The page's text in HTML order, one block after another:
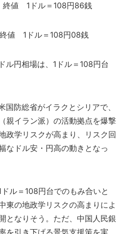
終値 1ドル＝108円86銭
値 1ドル＝108円08銭
ル円相場は、1ドル＝108円台
防総省がイラクとシリアで、
親イラン派）の活動拠点を爆撃
政学リスクが高まり、リスク回
なドル安・円高の動きとなっ
ル＝108円台でのもみ合いと
東の地政学リスクの高まりによ
となりそう。ただ、中国人民銀
を引き下げる景気支援策を実